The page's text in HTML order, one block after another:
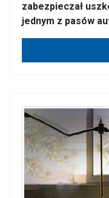
zabezpieczał
jednym z pasów